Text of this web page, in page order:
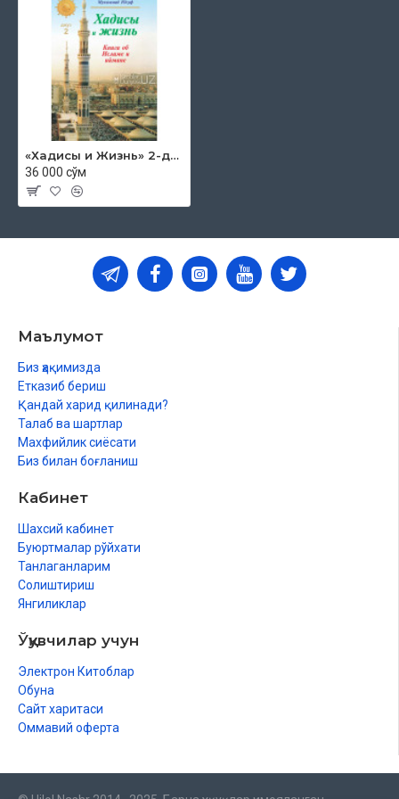
«Хадисы и Жизнь» 2-джуз. Книга об Исламе и иймане
36 000 сўм
Маълумот
Биз ҳақимизда
Етказиб бериш
Қандай харид қилинади?
Талаб ва шартлар
Махфийлик сиёсати
Биз билан боғланиш
Кабинет
Шахсий кабинет
Буюртмалар рўйхати
Танлаганларим
Солиштириш
Янгиликлар
Ўқувчилар учун
Электрон Китоблар
Обуна
Сайт харитаси
Оммавий оферта